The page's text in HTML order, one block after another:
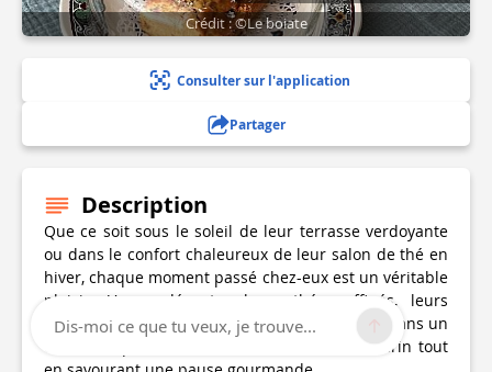
Crédit : ©Le boiate
Consulter sur l'application
Partager
Description
Que ce soit sous le soleil de leur terrasse verdoyante
ou dans le confort chaleureux de leur salon de thé en
hiver, chaque moment passé chez-eux est un véritable
plaisir. Venez déguster leurs thés raffinés, leurs
pâtisseries maison et leurs délices artisanaux dans un
cadre unique et convivial. Profitez de l'air marin tout
Dis-moi ce que tu veux, je trouve...